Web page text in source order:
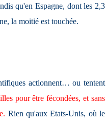
qu'en Espagne, dont les 2,3
la moitié est touchée.
actionnent… ou tentent
pour être fécondées, et sans
Rien qu'aux Etats-Unis, où le